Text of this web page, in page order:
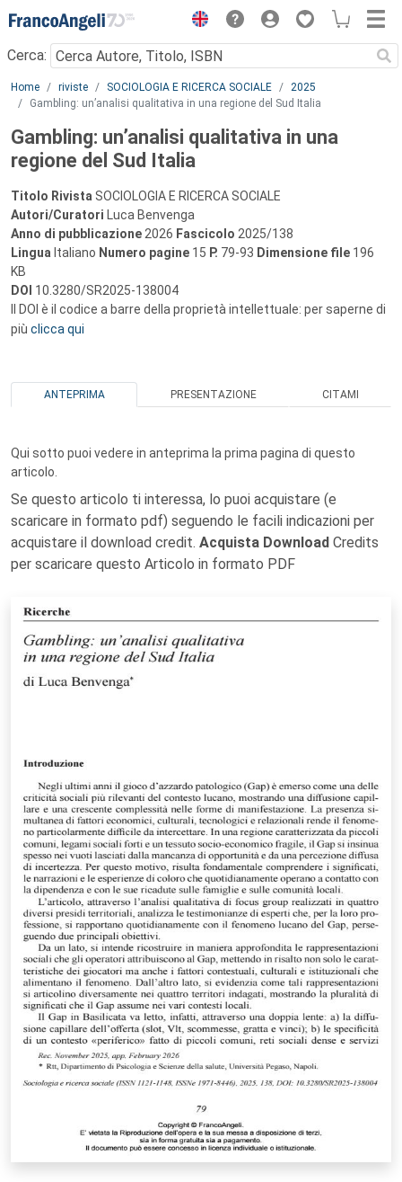
Menu
Cerca:
Main content
Home riviste SOCIOLOGIA E RICERCA SOCIALE
2025
Gambling: un’analisi qualitativa in una regione del Sud Italia
Gambling: un’analisi qualitativa in una
regione del Sud Italia
Titolo Rivista SOCIOLOGIA E RICERCA SOCIALE
Autori/Curatori Luca Benvenga
Anno di pubblicazione 2026 Fascicolo 2025/138
Lingua Italiano Numero pagine 15 P. 79-93 Dimensione file 196
KB
DOI 10.3280/SR2025-138004
Il DOI è il codice a barre della proprietà intellettuale: per saperne di
più clicca qui
ANTEPRIMA PRESENTAZIONE CITAMI
Qui sotto puoi vedere in anteprima la prima pagina di questo
articolo.
Se questo articolo ti interessa, lo puoi acquistare (e
scaricare in formato pdf) seguendo le facili indicazioni per
acquistare il download credit. Acquista Download Credits
per scaricare questo Articolo in formato PDF